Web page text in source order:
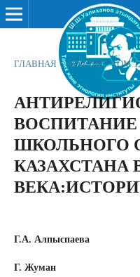
ГЛАВНАЯ / АРХИВЫ / ТОМ
ШКОЛЬНОГО
КАЗАХСТАНА В
Г.А. Алпыспаева
Г. Жуман